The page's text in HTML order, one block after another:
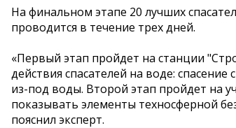
На финальном этапе 20 лучших
проводится в течение трех дней.
«Первый этап пройдет на станции
действия спасателей на воде:
из-под воды. Второй этап пройдет на
показывать элементы техносферной
пояснил эксперт.